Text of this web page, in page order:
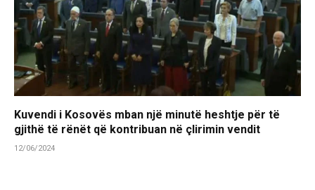
Kuvendi i Kosovës mban një minutë heshtje për të
gjithë të rënët që kontribuan në çlirimin vendit
12/06/2024